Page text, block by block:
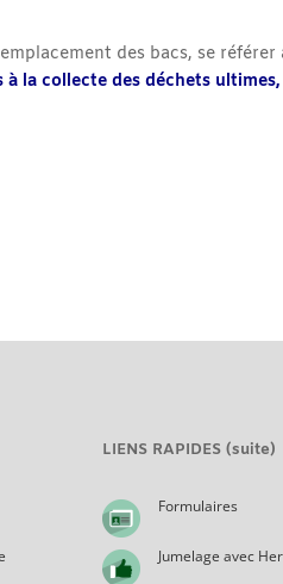
des bacs, se référer
la collecte des déchets
LIENS RAPIDES (suite)
Formulaires
Jumelage avec